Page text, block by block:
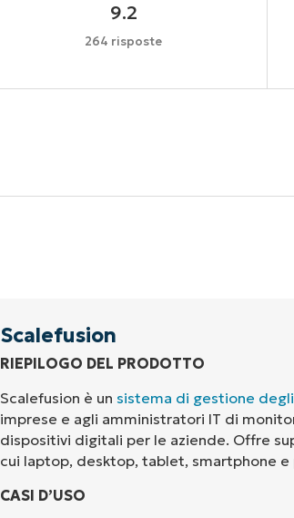
9.2
264 risposte
Scalefusion
RIEPILOGO DEL PRODOTTO
Scalefusion è un sistema di gestione
imprese e agli amministratori IT di
dispositivi digitali per le aziende. Offre
cui laptop, desktop, tablet, smartphone e
CASI D’USO